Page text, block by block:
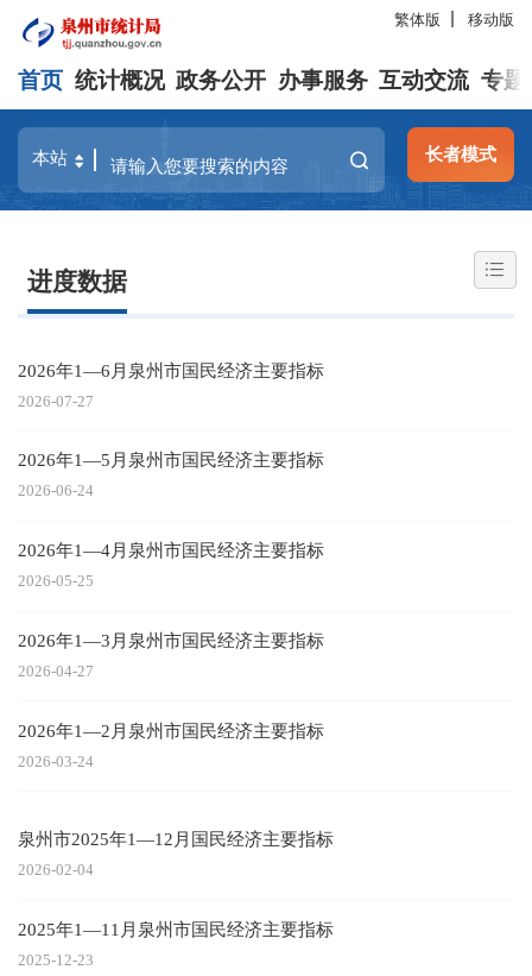
繁体版 移动版
首页 统计概况 政务公开 办事服务 互动交流 专题
长者模式
进度数据
2026年1—6月泉州市国民经济主要指标
2026-07-27
2026年1—5月泉州市国民经济主要指标
2026-06-24
2026年1—4月泉州市国民经济主要指标
2026-05-25
2026年1—3月泉州市国民经济主要指标
2026-04-27
2026年1—2月泉州市国民经济主要指标
2026-03-24
泉州市2025年1—12月国民经济主要指标
2026-02-04
2025年1—11月泉州市国民经济主要指标
2025-12-23